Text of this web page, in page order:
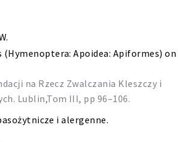
Apoidea: Apiformes) on
Lublin,Tom III, pp 96–106.
i alergenne.